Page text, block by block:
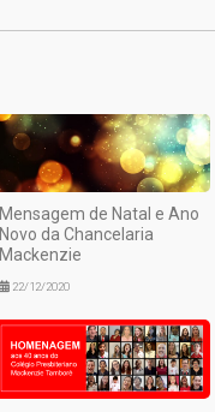
Mensagem de Natal e Ano
Novo da Chancelaria
Mackenzie
22/12/2020